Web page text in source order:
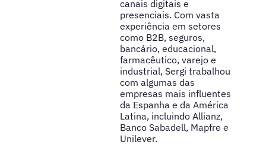
canais digitais e
presenciais. Com vasta
experiência em setores
como B2B, seguros,
bancário, educacional,
farmacêutico, varejo e
industrial, Sergi trabalhou
com algumas das
empresas mais influentes
da Espanha e da América
Latina, incluindo Allianz,
Banco Sabadell, Mapfre e
Unilever.